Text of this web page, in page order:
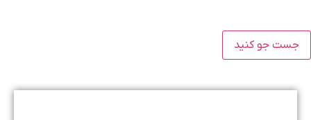
جست جو کنید